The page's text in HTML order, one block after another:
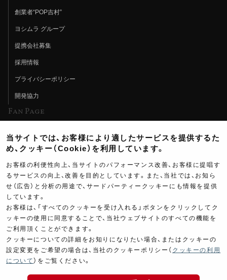
創業者“POP吉村”
ヨシムラ グループ
提携会社募集
採用情報
プライバシーポリシー
開発協力
Fan Page
ヨシムラTV
イベント情報
イベントスケジュール
ツーリングブレイクタイム
製品ポスター
当サイトでは、お客様により適したサービスを提供するた
め、クッキー（Cookie）を利用しています。
お客様の利便性向上、当サイトのパフォーマンス改善、お客様に提唱す
るサービスの向上、改善を目的としています。また、当社では、お知ら
せ（広告）と分析の用途で、サードパーティークッキーにも情報を提供
しています。
お客様は、「すべてのクッキーを受け入れる」ボタンをクリックしてク
ッキーの使用に同意することで、当社ウェブサイトのすべての機能を
ご利用頂くことができます。
クッキーについての詳細をお知りになりたい場合、またはクッキーの
設定変更をご希望の場合は、当社のクッキーポリシー（ クッキーの利用
について ）をご覧ください。